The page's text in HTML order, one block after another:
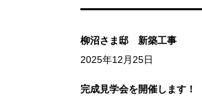
柳沼さま邸 新築工事
2025年12月25日
完成見学会を開催します！